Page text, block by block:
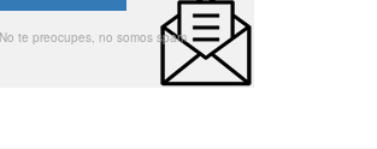
No te preocupes, no somos spam